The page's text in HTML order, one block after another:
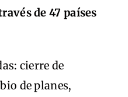
de 47 países
cierre de
de planes,